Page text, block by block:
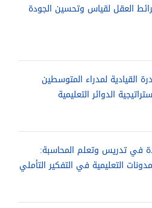
العقل لقياس وتحسين الجودة
القيادية لمدراء المتوسطين
الدوائر التعليمية
في تدريس وتعلم المحاسبة:
التعليمية في التفكير التأملي